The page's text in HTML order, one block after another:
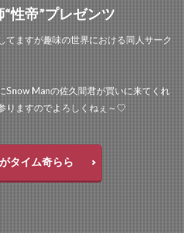
性帝”プレゼンツ
てますが趣味の世界における同人サーク
Snow Manの佐久間君が買いに来てくれ
りますのでよろしくねぇ～♡
タイム奇らら